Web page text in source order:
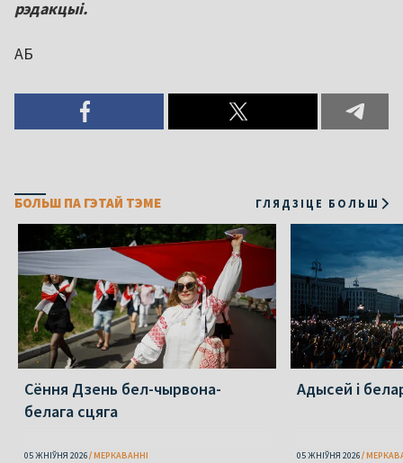
рэдакцыі.
АБ
БОЛЬШ ПА ГЭТАЙ ТЭМЕ ГЛЯДЗІЦЕ БОЛЬШ
Сёння Дзень бел-чырвона-
белага сцяга
05 ЖНІЎНЯ 2026 МЕРКАВАННI
Адысей і
05 ЖНІЎНЯ 2026